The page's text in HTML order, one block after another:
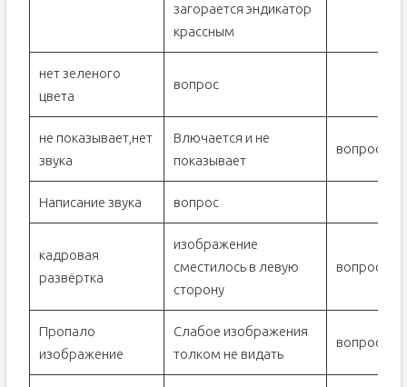
загорается эндикатор
крассным
нет зеленого
цвета
вопрос
не показывает,нет
звука
Влючается и не
показывает
вопрос
Написание звука вопрос
кадровая
развёртка
изображение
сместилось в левую
сторону
вопрос
Пропало
изображение
Слабое изображения
толком не видать
вопрос